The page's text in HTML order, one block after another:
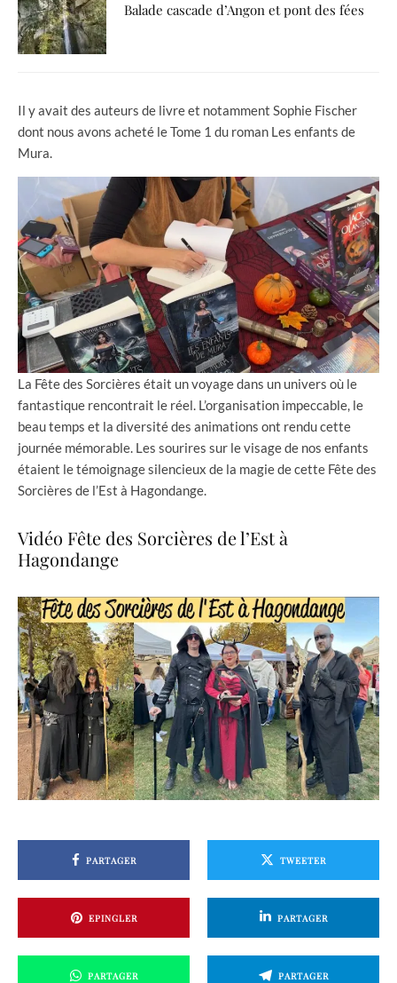
Balade cascade d’Angon et pont des fées
Il y avait des auteurs de livre et notamment Sophie Fischer
dont nous avons acheté le Tome 1 du roman Les enfants de
Mura.
La Fête des Sorcières était un voyage dans un univers où le
fantastique rencontrait le réel. L’organisation impeccable, le
beau temps et la diversité des animations ont rendu cette
journée mémorable. Les sourires sur le visage de nos enfants
étaient le témoignage silencieux de la magie de cette Fête des
Sorcières de l’Est à Hagondange.
Vidéo Fête des Sorcières de l’Est à
Hagondange
PARTAGER TWEETER
EPINGLER PARTAGER
PARTAGER PARTAGER